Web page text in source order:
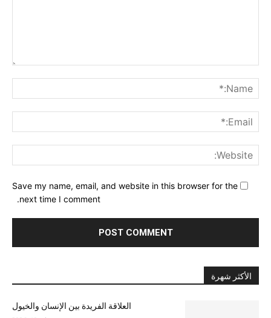
Save my name, email, and website in this browser for the
next time I comment.
الأكثر شهرة
العلاقة الفريدة بين الإنسان والخيول